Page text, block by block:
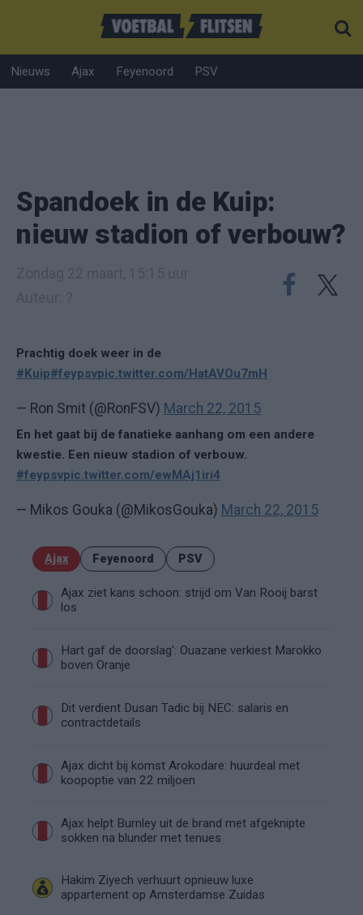
Nieuws Ajax Feyenoord PSV
Spandoek in de Kuip:
nieuw stadion of verbouw?
Prachtig doek weer in de
#Kuip#feypsvpic.twitter.com/HatAVOu7mH
— Ron Smit (@RonFSV) March 22, 2015
En het gaat bij de fanatieke aanhang om een andere
kwestie. Een nieuw stadion of verbouw.
#feypsvpic.twitter.com/ewMAj1iri4
— Mikos Gouka (@MikosGouka) March 22, 2015
Ajax Feyenoord PSV
Ajax ziet kans schoon: strijd om Van Rooij barst
los
Hart gaf de doorslag': Ouazane verkiest Marokko
boven Oranje
Dit verdient Dusan Tadic bij NEC: salaris en
contractdetails
Ajax dicht bij komst Arokodare: huurdeal met
koopoptie van 22 miljoen
Ajax helpt Burnley uit de brand met afgeknipte
sokken na blunder met tenues
Hakim Ziyech verhuurt opnieuw luxe
appartement op Amsterdamse Zuidas